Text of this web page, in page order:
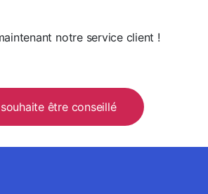
notre service client !
être conseillé